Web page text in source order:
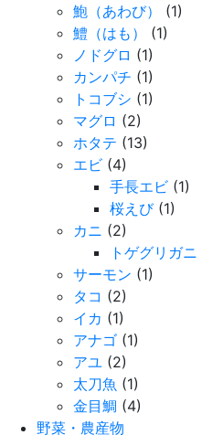
鮑（あわび）
(1)
鱧（はも）
(1)
ノドグロ (1)
カンパチ (1)
トコブシ (1)
マグロ (2)
ホタテ (13)
エビ (4)
手長エビ (1)
桜えび(1)
カニ (2)
トゲグリガニ
サーモン (1)
タコ (2)
イカ (1)
アナゴ (1)
アユ (2)
太刀魚 (1)
金目鯛 (4)
野菜・農産物